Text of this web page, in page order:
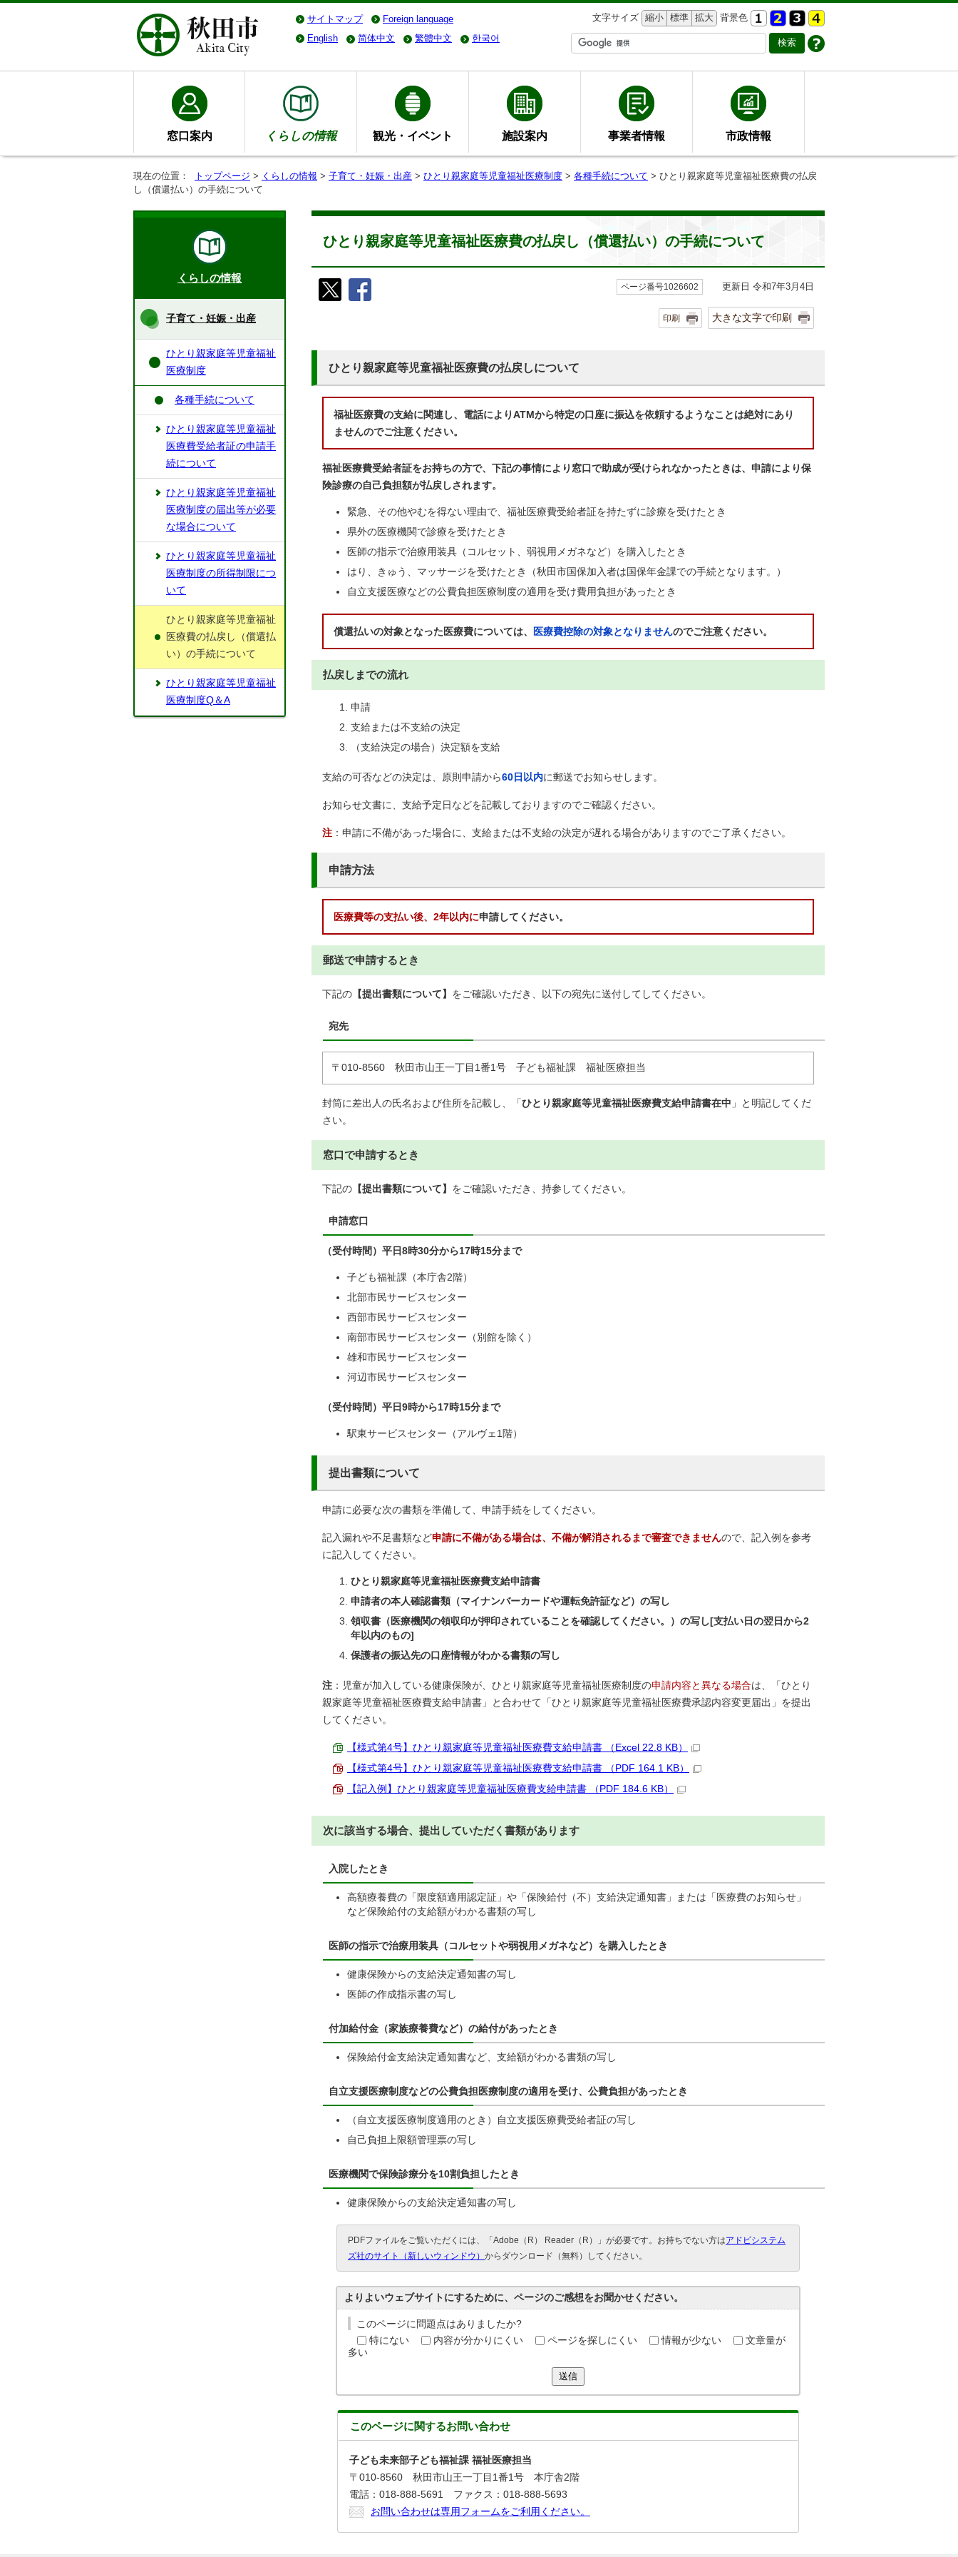
サイトマップ Foreign language 文字サイズ 縮小 標準 拡大 背景色
English
简体中文 繁體中文 한국어
窓口案内 くらしの情報 観光・イベント 施設案内 事業者情報 市政情報
現在の位置： トップページ > くらしの情報 > 子育て・妊娠・出産 > ひとり親家庭等児童福祉医療制度 > 各種手続について > ひとり親家庭等児童福祉医療費の払戻
し（償還払い）の手続について
ひとり親家庭等児童福祉医療費の払戻し（償還払い）の手続について
ページ番号1026602 更新日 令和7年3月4日
印刷 大きな文字で印刷
ひとり親家庭等児童福祉医療費の払戻しについて
福祉医療費の支給に関連し、電話によりATMから特定の口座に振込を依頼するようなことは絶対にあり
ませんのでご注意ください。
福祉医療費受給者証をお持ちの方で、下記の事情により窓口で助成が受けられなかったときは、申請により保
険診療の自己負担額が払戻しされます。
緊急、その他やむを得ない理由で、福祉医療費受給者証を持たずに診療を受けたとき
県外の医療機関で診療を受けたとき
医師の指示で治療用装具（コルセット、弱視用メガネなど）を購入したとき
はり、きゅう、マッサージを受けたとき（秋田市国保加入者は国保年金課での手続となります。）
自立支援医療などの公費負担医療制度の適用を受け費用負担があったとき
償還払いの対象となった医療費については、 医療費控除の対象となりませんのでご注意ください。
払戻しまでの流れ
申請
支給または不支給の決定
（支給決定の場合）決定額を支給
支給の可否などの決定は、原則申請から60日以内に郵送でお知らせします。
お知らせ文書に、支給予定日などを記載しておりますのでご確認ください。
注 ：申請に不備があった場合に、支給または不支給の決定が遅れる場合がありますのでご了承ください。
申請方法
医療費等の支払い後、2年以内に申請してください。
郵送で申請するとき
下記の 【提出書類について】 をご確認いただき、以下の宛先に送付してしてください。
宛先
〒010-8560 秋田市山王一丁目1番1号 子ども福祉課 福祉医療担当
封筒に差出人の氏名および住所を記載し、「 ひとり親家庭等児童福祉医療費支給申請書在中 」と明記してくだ
さい。
窓口で申請するとき
下記の 【提出書類について】 をご確認いただき、持参してください。
申請窓口
（受付時間）平日8時30分から17時15分まで
子ども福祉課（本庁舎2階）
北部市民サービスセンター
西部市民サービスセンター
南部市民サービスセンター（別館を除く）
雄和市民サービスセンター
河辺市民サービスセンター
（受付時間）平日9時から17時15分まで
駅東サービスセンター（アルヴェ1階）
提出書類について
申請に必要な次の書類を準備して、申請手続をしてください。
記入漏れや不足書類など申請に不備がある場合は、不備が解消されるまで審査できませんので、記入例を参考
に記入してください。
ひとり親家庭等児童福祉医療費支給申請書
申請者の本人確認書類（マイナンバーカードや運転免許証など）の写し
領収書（医療機関の領収印が押印されていることを確認してください。）の写し[支払い日の翌日から2
年以内のもの]
保護者の振込先の口座情報がわかる書類の写し
注 ：児童が加入している健康保険が、ひとり親家庭等児童福祉医療制度の申請内容と異なる場合は、「ひとり
親家庭等児童福祉医療費支給申請書」と合わせて「ひとり親家庭等児童福祉医療費承認内容変更届出」を提出
してください。
【様式第4号】ひとり親家庭等児童福祉医療費支給申請書 （Excel 22.8 KB）
【様式第4号】ひとり親家庭等児童福祉医療費支給申請書 （PDF 164.1 KB）
【記入例】ひとり親家庭等児童福祉医療費支給申請書 （PDF 184.6 KB）
次に該当する場合、提出していただく書類があります
入院したとき
高額療養費の「限度額適用認定証」や「保険給付（不）支給決定通知書」または「医療費のお知らせ」
など保険給付の支給額がわかる書類の写し
医師の指示で治療用装具（コルセットや弱視用メガネなど）を購入したとき
健康保険からの支給決定通知書の写し
医師の作成指示書の写し
付加給付金（家族療養費など）の給付があったとき
保険給付金支給決定通知書など、支給額がわかる書類の写し
自立支援医療制度などの公費負担医療制度の適用を受け、公費負担があったとき
（自立支援医療制度適用のとき）自立支援医療費受給者証の写し
自己負担上限額管理票の写し
医療機関で保険診療分を10割負担したとき
健康保険からの支給決定通知書の写し
PDFファイルをご覧いただくには、「Adobe（R） Reader（R）」が必要です。お持ちでない方はアドビシステム
ズ社のサイト（新しいウィンドウ） からダウンロード（無料）してください。
よりよいウェブサイトにするために、ページのご感想をお聞かせください。
このページに問題点はありましたか?
特にない
内容が分かりにくい ページを探しにくい 情報が少ない
文章量が
多い
送信
このページに関するお問い合わせ
子ども未来部子ども福祉課 福祉医療担当
〒010-8560 秋田市山王一丁目1番1号 本庁舎2階
電話：018-888-5691 ファクス：018-888-5693
お問い合わせは専用フォームをご利用ください。
くらしの情報
子育て・妊娠・出産
ひとり親家庭等児童福祉
医療制度
各種手続について
ひとり親家庭等児童福祉
医療費受給者証の申請手
続について
ひとり親家庭等児童福祉
医療制度の届出等が必要
な場合について
ひとり親家庭等児童福祉
医療制度の所得制限につ
いて
ひとり親家庭等児童福祉
医療費の払戻し（償還払
い）の手続について
ひとり親家庭等児童福祉
医療制度Q＆A